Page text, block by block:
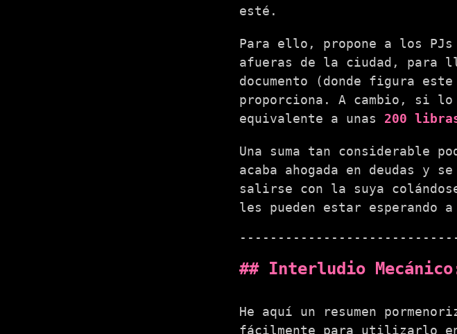
esté.
Para ello, propone a los
afueras de la ciudad, para
documento (donde figura
proporciona. A cambio, si
equivalente a unas 200
Una suma tan considerable
acaba ahogada en deudas y
salirse con la suya
les pueden estar
Interludio
He aquí un resumen
fácilmente para utilizarlo